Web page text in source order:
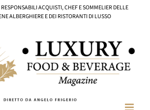
ACQUISTI, CHEF E SOMMELIER DELLE
ALBERGHIERE E DEI RISTORANTI DI LUSSO